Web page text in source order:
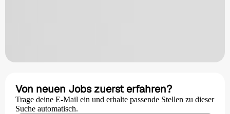
Von neuen Jobs zuerst erfahren?
Trage deine E-Mail ein und erhalte passende Stellen zu dieser
Suche automatisch.